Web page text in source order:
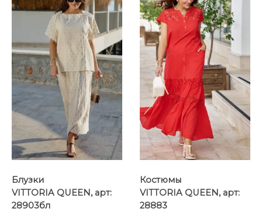
Блузки
VITTORIA QUEEN, арт:
28903бл
Костюмы
VITTORIA QUEEN, арт:
28883